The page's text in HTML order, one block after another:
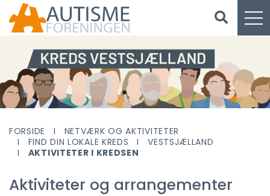
FORSIDE
NETVÆRK OG AKTIVITETER
FIND DIN LOKALE KREDS
VESTSJÆLLAND
AKTIVITETER I KREDSEN
Aktiviteter og arrangementer